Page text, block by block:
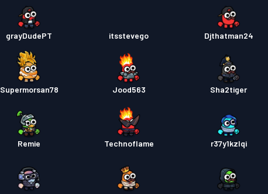
grayDudePT itsstevego Djthatman24
Supermorsan78 Jood563 Sha2tiger
Remie Technoflame r37y1kzlqi